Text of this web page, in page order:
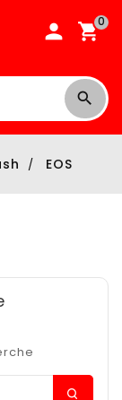
0
EOS